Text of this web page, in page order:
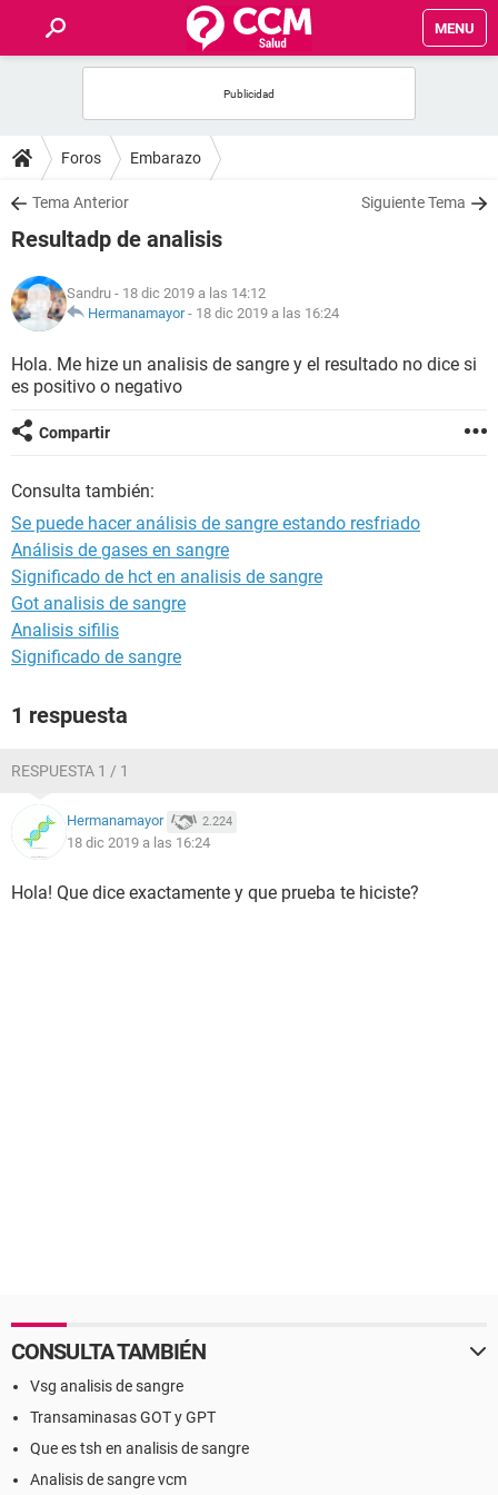
MENU
FOROS
SALUD
NUTRICIÓN
BIENESTAR
SEXUALIDAD
GLOSARIO
Foros Embarazo
Tema Anterior Siguiente Tema
Resultadp de analisis
Sandru - 18 dic 2019 a las 14:12
Hermanamayor- 18 dic 2019 a las 16:24
Hola. Me hize un analisis de sangre y el resultado no dice si
es positivo o negativo
Compartir
Consulta también:
Se puede hacer análisis de sangre estando resfriado
Análisis de gases en sangre
Significado de hct en analisis de sangre
Got analisis de sangre
Analisis sifilis
Significado de sangre
1 respuesta
RESPUESTA 1 / 1
Hermanamayor 2.224
18 dic 2019 a las 16:24
Hola! Que dice exactamente y que prueba te hiciste?
CONSULTA TAMBIÉN
Vsg analisis de sangre
Transaminasas GOT y GPT
Que es tsh en analisis de sangre
Analisis de sangre vcm